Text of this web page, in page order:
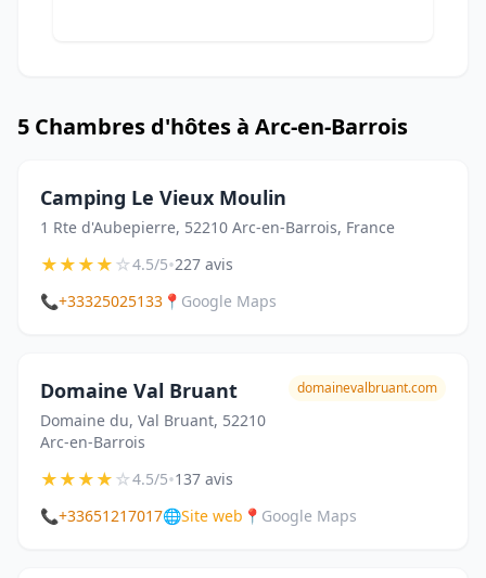
5 Chambres d'hôtes à Arc-en-Barrois
Camping Le Vieux Moulin
1 Rte d'Aubepierre, 52210 Arc-en-Barrois, France
★★★★☆4.5/5•227 avis
📞+33325025133 📍 Google Maps
Domaine Val Bruant
Domaine du, Val Bruant, 52210
Arc-en-Barrois
domainevalbruant.com
★★★★☆4.5/5•137 avis
📞+33651217017🌐Site web 📍 Google Maps